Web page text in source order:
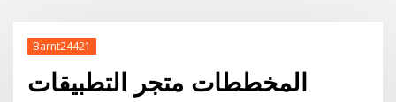
Barnt24421
المخططات متجر التطبيقات